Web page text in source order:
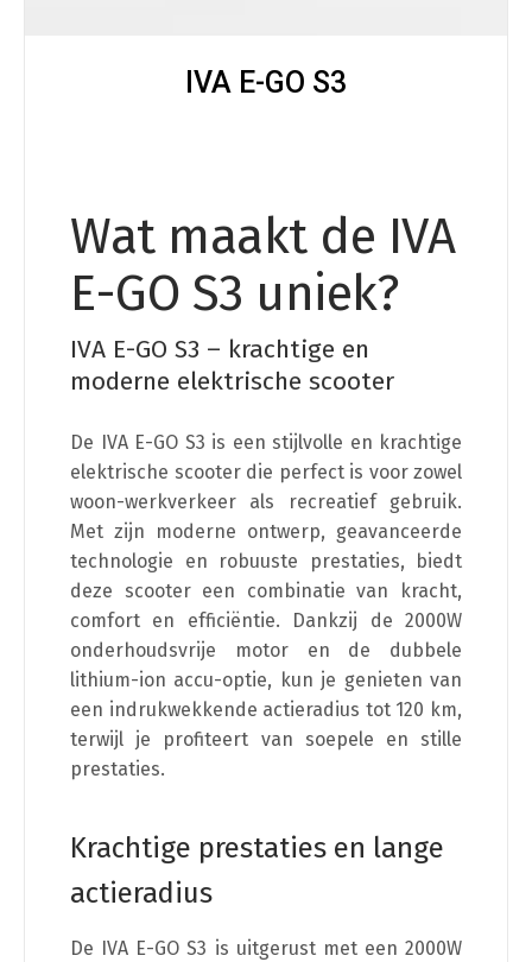
IVA E-GO S3
Wat maakt de IVA
E-GO S3 uniek?
IVA E-GO S3 – krachtige en
moderne elektrische scooter
De IVA E-GO S3 is een stijlvolle en krachtige
elektrische scooter die perfect is voor zowel
woon-werkverkeer als recreatief gebruik.
Met zijn moderne ontwerp, geavanceerde
technologie en robuuste prestaties, biedt
deze scooter een combinatie van kracht,
comfort en efficiëntie. Dankzij de 2000W
onderhoudsvrije motor en de dubbele
lithium-ion accu-optie, kun je genieten van
een indrukwekkende actieradius tot 120 km,
terwijl je profiteert van soepele en stille
prestaties.
Krachtige prestaties en lange
actieradius
De IVA E-GO S3 is uitgerust met een 2000W